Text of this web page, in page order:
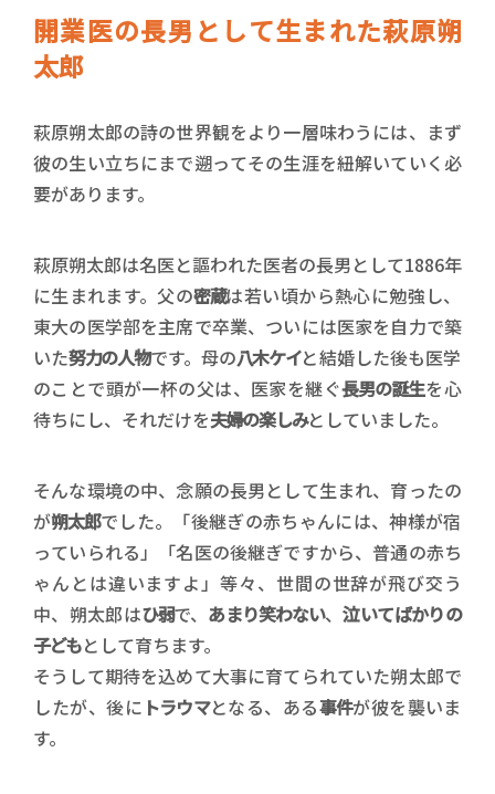
開業医の長男として生まれた萩原朔
太郎
萩原朔太郎の詩の世界観をより一層味わうには、まず
彼の生い立ちにまで遡ってその生涯を紐解いていく必
要があります。
萩原朔太郎は名医と謳われた医者の長男として1886年
に生まれます。父の密蔵は若い頃から熱心に勉強し、
東大の医学部を主席で卒業、ついには医家を自力で築
いた努力の人物です。母の八木ケイと結婚した後も医学
のことで頭が一杯の父は、医家を継ぐ長男の誕生を心
待ちにし、それだけを夫婦の楽しみとしていました。
そんな環境の中、念願の長男として生まれ、育ったの
が朔太郎でした。「後継ぎの赤ちゃんには、神様が宿
っていられる」「名医の後継ぎですから、普通の赤ち
ゃんとは違いますよ」等々、世間の世辞が飛び交う
中、朔太郎はひ弱で、 あまり笑わない、泣いてばかりの
子どもとして育ちます。
そうして期待を込めて大事に育てられていた朔太郎で
したが、後に トラウマとなる、ある事件が彼を襲いま
す。